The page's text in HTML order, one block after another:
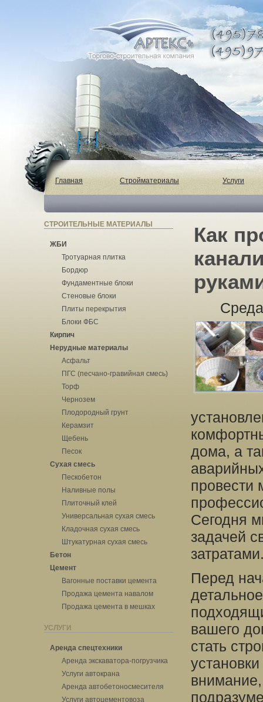
Главная Стройматериалы Услуги
СТРОИТЕЛЬНЫЕ МАТЕРИАЛЫ
ЖБИ
Тротуарная плитка
Бордюр
Фундаментные блоки
Стеновые блоки
Плиты перекрытия
Блоки ФБС
Кирпич
Нерудные материалы
Асфальт
ПГС (песчано-гравийная смесь)
Торф
Чернозем
Плодородный грунт
Керамзит
Щебень
Песок
Сухая смесь
Пескобетон
Наливные полы
Плиточный клей
Универсальная сухая смесь
Кладочная сухая смесь
Штукатурная сухая смесь
Бетон
Цемент
Вагонные поставки цемента
Продажа цемента навалом
Продажа цемента в мешках
УСЛУГИ
Аренда спецтехники
Аренда экскаватора-погрузчика
Услуги автокрана
Аренда автобетоносмесителя
Услуги автоцементовоза
Как
дома, а
провести
Сегодня
задачей
Перед
вашего
стать